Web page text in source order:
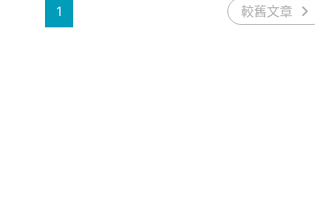
1 較舊文章